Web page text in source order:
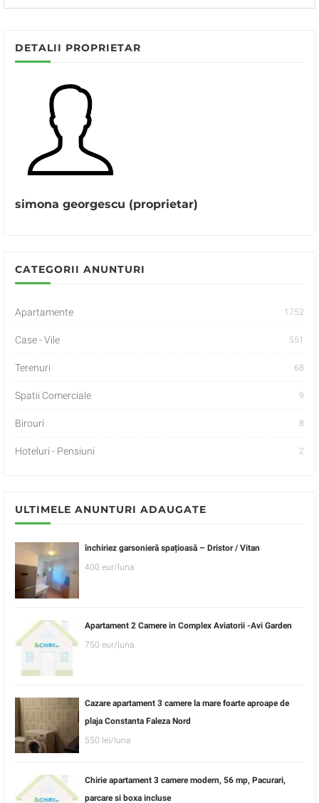
DETALII PROPRIETAR
simona georgescu (proprietar)
CATEGORII ANUNTURI
Apartamente 1752
Case - Vile 551
Terenuri 68
Spatii Comerciale 9
Birouri 8
Hoteluri - Pensiuni 2
ULTIMELE ANUNTURI ADAUGATE
închiriez garsonieră spațioasă – Dristor / Vitan
400 eur/luna
Apartament 2 Camere in Complex Aviatorii -Avi Garden
750 eur/luna
Cazare apartament 3 camere la mare foarte aproape de
plaja Constanta Faleza Nord
550 lei/luna
Chirie apartament 3 camere modern, 56 mp, Pacurari,
parcare si boxa incluse